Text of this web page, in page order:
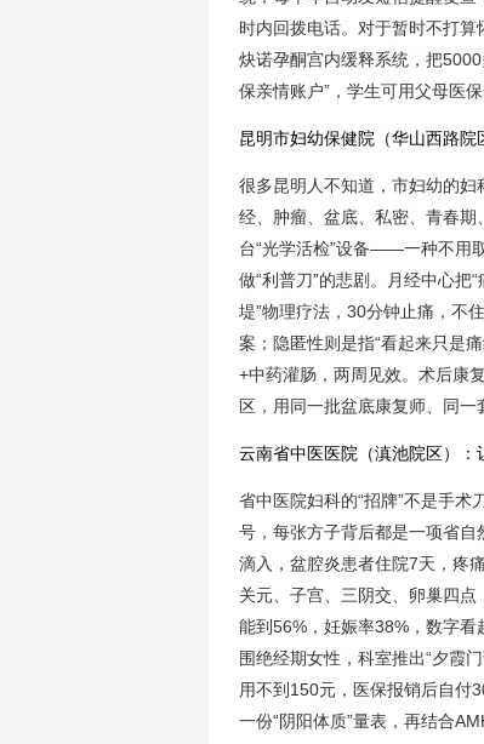
时内回拨电话。对于暂时不打
炔诺孕酮宫内缓释系统，把
保亲情账户”，学生可用父母医
昆明市妇幼保健院（华山西路院
很多昆明人不知道，市妇幼的妇
经、肿瘤、盆底、私密、青春
台“光学活检”设备——一种不用
做“利普刀”的悲剧。月经中心把
堤”物理疗法，30分钟止痛，不
案；隐匿性则是指“看起来只是
+中药灌肠，两周见效。术后康
区，用同一批盆底康复师、同一
云南省中医医院（滇池院区）：
省中医院妇科的“招牌”不是手
号，每张方子背后都是一项省自
滴入，盆腔炎患者住院7天，疼
关元、子宫、三阴交、卵巢四
能到56%，妊娠率38%，数字看
围绝经期女性，科室推出“夕霞
用不到150元，医保报销后自付
一份“阴阳体质”量表，再结合